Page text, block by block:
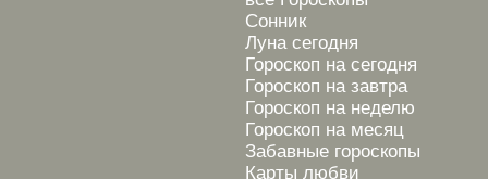
Сонник
Луна сегодня
Гороскоп на сегодня
Гороскоп на завтра
Гороскоп на неделю
Гороскоп на месяц
Забавные гороскопы
Карты любви